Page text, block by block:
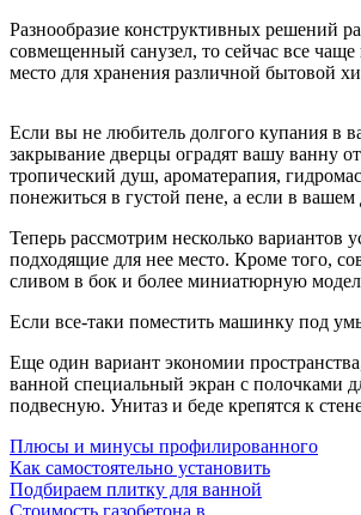
Разнообразие конструктивных решений
совмещенный санузел, то сейчас все
место для хранения различной бытовой
Если вы не любитель долгого купания в
закрывание дверцы оградят вашу ванну
тропический душ, ароматерапия,
понежиться в густой пене, а если в
Теперь рассмотрим несколько
подходящие для нее место. Кроме того,
сливом в бок и более миниатюрную
Если все-таки поместить машинку под
Еще один вариант экономии
ванной специальный экран с полочками
подвесную. Унитаз и беде крепятся к
Плюсы и минусы профилированного
Как самостоятельно установить
Подбираем плитку для ванной
Стоимость газобетона в